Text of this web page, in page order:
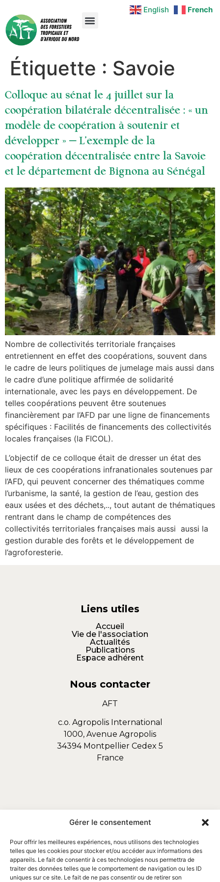
Gérer le consentement
Pour offrir les meilleures expériences, nous utilisons des technologies
telles que les cookies pour stocker et/ou accéder aux informations des
appareils. Le fait de consentir à ces technologies nous permettra de
traiter des données telles que le comportement de navigation ou les ID
uniques sur ce site. Le fait de ne pas consentir ou de retirer son
Étiquette : Savoie
Colloque au sénat le 4 juillet sur la
coopération bilatérale décentralisée : « un
modèle de coopération à soutenir et
développer » – L’exemple de la
coopération décentralisée entre la Savoie
et le département de Bignona au Sénégal
Nombre de collectivités territoriale françaises
entretiennent en effet des coopérations, souvent dans
le cadre de leurs politiques de jumelage mais aussi dans
le cadre d’une politique affirmée de solidarité
internationale, avec les pays en développement. De
telles coopérations peuvent être soutenues
financièrement par l’AFD par une ligne de financements
spécifiques : Facilités de financements des collectivités
locales françaises (la FICOL).
L’objectif de ce colloque était de dresser un état des
lieux de ces coopérations infranationales soutenues par
l’AFD, qui peuvent concerner des thématiques comme
l’urbanisme, la santé, la gestion de l’eau, gestion des
eaux usées et des déchets,.., tout autant de thématiques
rentrant dans le champ de compétences des
collectivités territoriales françaises mais aussi aussi la
gestion durable des forêts et le développement de
l’agroforesterie.
Liens utiles
Accueil
Vie de l'association
Actualités
Publications
Espace adhérent
Nous contacter
AFT
c.o. Agropolis International
1000, Avenue Agropolis
34394 Montpellier Cedex 5
France
English French